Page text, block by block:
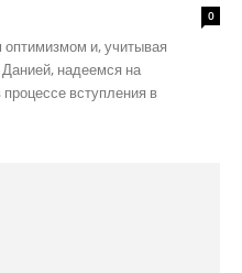
0
и, учитывая
надеемся на
вступления в